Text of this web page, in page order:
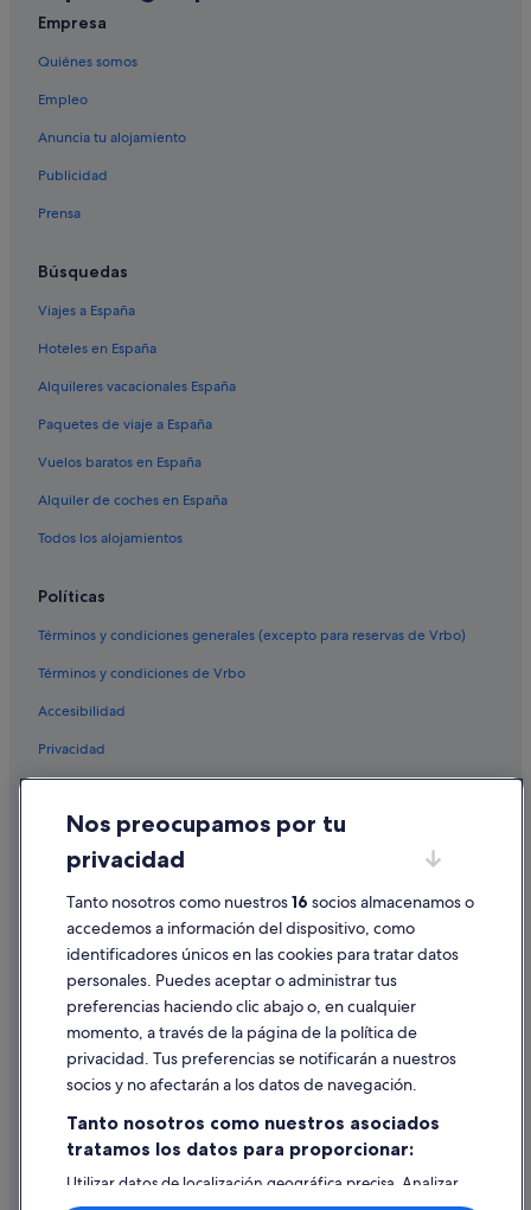
Princess Hotels en La Caleta
Hoteles con spa en Costa Adeje
Melia hoteles en El Duque
Hard Rock Hotels en La Caleta
Meeting Point hoteles en Los Cristianos
Diamond Resorts en Los Cristianos
Hoteles en la playa en Costa Adeje
Iberostar hoteles en San Eugenio
Hoteles para bodas en Costa Adeje
Hoteles cerca de Playa Torviscas
H10 Hoteles en Costa Adeje
Marriott Hotels & Resorts en Playa de las Américas
H10 Hoteles en Playa de las Américas
Hoteles para ir de compras en Costa Adeje
Hoteles boutique en Costa Adeje
Iberostar hoteles en La Caleta
Marriott Hotels & Resorts en Costa Adeje
Hoteles con wifi en Playa de las Américas
Hoteles románticos en Costa Adeje
Iberostar hoteles en Los Cristianos
Hoteles con todo incluido en Costa Adeje
Barcelo hoteles en La Caleta
Hoteles para familias en Playa de las Américas
Nh Hotels en Costa Adeje
Hoteles cerca de Megabowl
Hoteles baratos en Costa Adeje
Hoteles que aceptan mascotas en Costa Adeje
Empresa
Quiénes somos
Empleo
Anuncia tu alojamiento
Publicidad
Prensa
Búsquedas
Viajes a España
Hoteles en España
Alquileres vacacionales España
Paquetes de viaje a España
Vuelos baratos en España
Alquiler de coches en España
Todos los alojamientos
Políticas
Términos y condiciones generales (excepto para reservas de Vrbo)
Términos y condiciones de Vrbo
Accesibilidad
Privacidad
Condiciones de uso
Información legal/contacto
Pautas sobre el contenido y cómo denunciar contenido
Ayuda
Cancelar un vuelo
Cancelar una reserva de hotel o de un alquiler vacacional
Plazos de reembolso
Utilizar un cupón de Expedia
Documentos para viajes internacionales
Nos preocupamos por tu
privacidad
Tanto nosotros como nuestros16 socios almacenamos o
accedemos a información del dispositivo, como
identificadores únicos en las cookies para tratar datos
personales. Puedes aceptar o administrar tus
preferencias haciendo clic abajo o, en cualquier
momento, a través de la página de la política de
privacidad. Tus preferencias se notificarán a nuestros
socios y no afectarán a los datos de navegación.
Tanto nosotros como nuestros asociados
tratamos los datos para proporcionar:
Utilizar datos de localización geográfica precisa. Analizar
activamente las características del dispositivo para su